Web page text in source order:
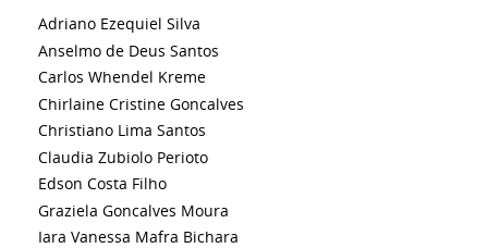
Adriano Ezequiel Silva
Anselmo de Deus Santos
Carlos Whendel Kreme
Chirlaine Cristine Goncalves
Christiano Lima Santos
Claudia Zubiolo Perioto
Edson Costa Filho
Graziela Goncalves Moura
Iara Vanessa Mafra Bichara